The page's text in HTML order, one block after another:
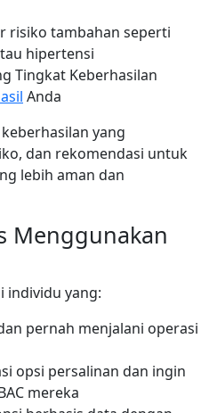
risiko tambahan seperti
hipertensi
Tingkat Keberhasilan
Anda
yang
dan rekomendasi untuk
lebih aman dan
Menggunakan
individu yang:
pernah menjalani operasi
opsi persalinan dan ingin
mereka